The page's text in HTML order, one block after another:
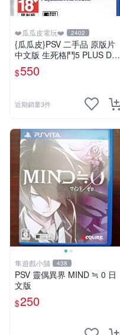
❤️瓜瓜皮電玩❤️ 2402
{瓜瓜皮}PSV 二手品 原版片
中文版 生死格鬥5 PLUS Dea
d or Alive 5(遊戲都有回收)
$550
近期銷量3件
隼遊戲小舖 438
PSV 靈偶異界 MIND ≒ 0 日
文版
$250